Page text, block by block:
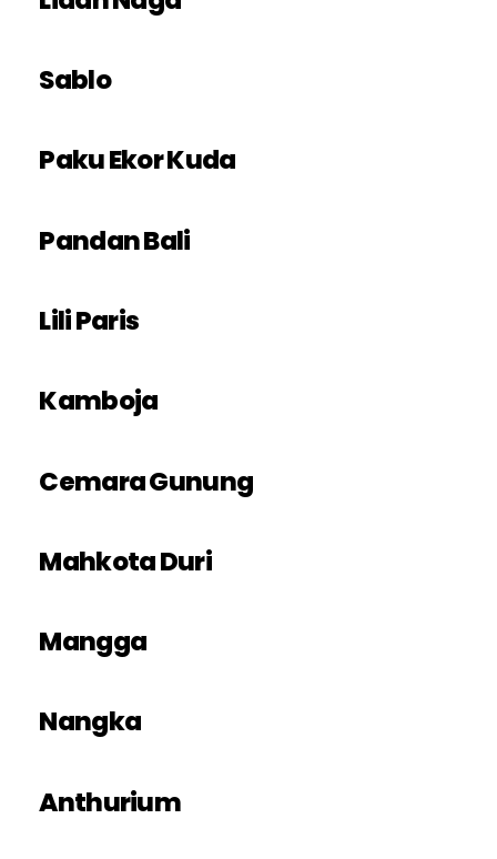
Sablo
Paku Ekor Kuda
Pandan Bali
Lili Paris
Kamboja
Cemara Gunung
Mahkota Duri
Mangga
Nangka
Anthurium